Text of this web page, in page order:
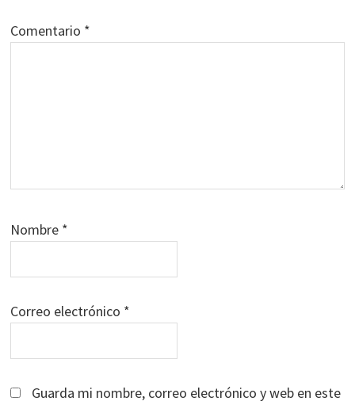
Comentario *
Nombre *
Correo electrónico *
Guarda mi nombre, correo electrónico y web en este